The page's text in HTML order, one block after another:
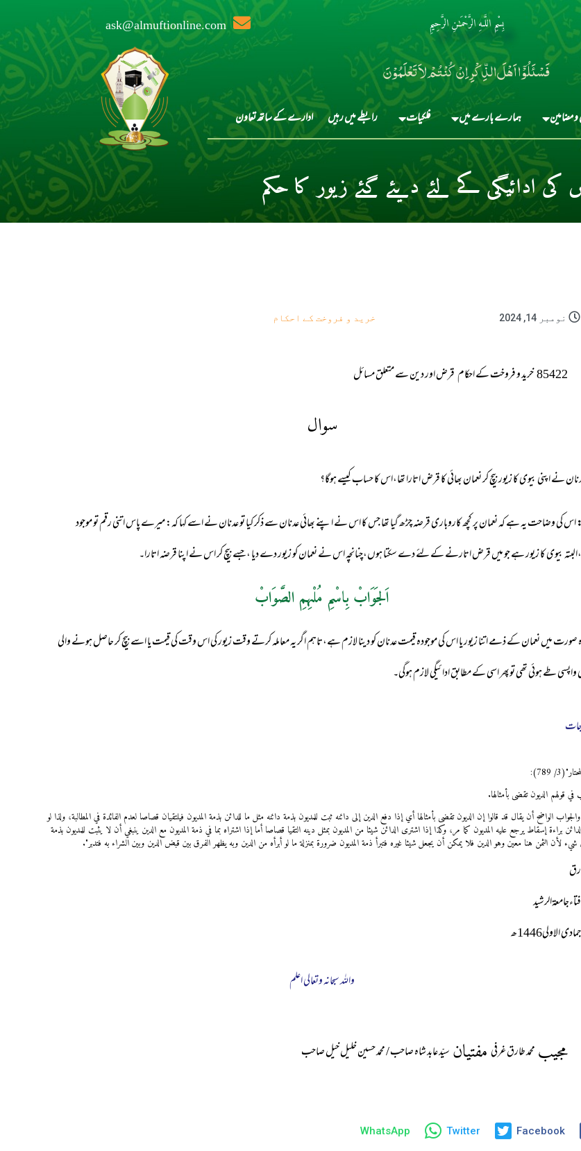
بِسْمِ اللَّـهِ الرَّحْمَـٰنِ الرَّحِيمِ ask@almuftionline.com
فَسْئَلُوْٓا اَہْلَ الذِّکْرِ اِنْ کُنْتُمْ لاَ تَعْلَمُوْنَ
مضامین ہمارے بارے میں فلکیات رابطے میں رہیں ادارے کے ساتھ تعاون
کی ادائیگی کے لئے دیئے گئے زیور کا حکم
نومبر 14, 2024 خرید و فروخت کے احکام
85422خرید و فروخت کے احکامقرض اور دین سے متعلق مسائل
سوال
:اس کی وضاحت یہ ہے کہ نعمان پر کچھ کاروباری قرضہ چڑھ گیا تھا جس کا اس نے اپنے بھائی عدنان سے ذکر کیا تو عدنان نے اسے کہا کہ: میرے پاس اتنی رقم تو موجود
بیوی کا زیور ہے جو میں قرض اتارنے کے لئے دے سکتا ہوں،چنانچہ اس نے نعمان کو زیور دے دیا ،جسے بیچ کر اس نے اپنا قرضہ اتارا۔
اَلجَوَابْ بِاسْمِ مُلْہِمِ الصَّوَابْ
صورت میں نعمان کے ذمے اتنا زیور یا اس کی موجودہ قیمت عدنان کو دینا لازم ہے،تاہم اگر یہ معاملہ کرتے وقت زیور کی اس وقت کی قیمت یا اسے بیچ کر حاصل ہونے والی
واپسی طے ہوئی تھی توپھر اسی کے مطابق ادائیگی لازم ہوگی۔
جات
789):
قولهم الديون تقضى بأمثالها.
الواضح أن يقال قد قالوا إن الديون تقضى بأمثالها أي إذا دفع الدين إلى دائنه ثبت للمديون بذمة دائنه مثل ما للدائن بذمة المديون فيلتقيان قصاصا لعدم الفائدة في المطالبة، ولذا لو
براءة إسقاط يرجع عليه المديون كما مر، وكذا إذا اشترى الدائن شيئا من المديون بمثل دينه التقيا قصاصا أما إذا اشتراه بما في ذمة المديون مع الدين ينبغي أن لا يثبت للمديون بذمة
شيء لأن الثمن هنا معين وهو الدين فلا يمكن أن يجعل شيئا غيره فتبرأ ذمة المديون ضرورة بمنزلة ما لو أبرأه من الدين وبه يظهر الفرق بين قبض الدين وبين الشراء به فتدبر".
جمادی الاولی1446ھ
واللہ سبحانہ وتعالی اعلم
مجیب محمد طارق غرفی مفتیان سیّد عابد شاہ صاحب / محمد حسین خلیل خیل صاحب
Facebook
Twitter
WhatsApp